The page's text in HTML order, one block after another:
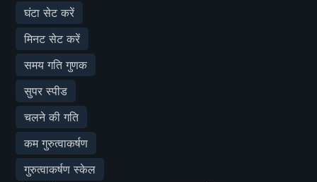
घंटा सेट करें
मिनट सेट करें
समय गति गुणक
सुपर स्पीड
चलने की गति
कम गुरुत्वाकर्षण
गुरुत्वाकर्षण स्केल